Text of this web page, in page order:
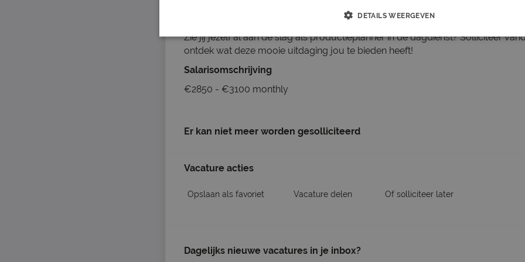
Zie jij jezelf al aan de slag als productieplanner in de dagdienst? Solliciteer
ontdek wat deze mooie uitdaging jou te bieden heeft!
Salarisomschrijving
€2850 - €3100 monthly
Er kan niet meer worden gesolliciteerd
Vacature acties
Opslaan als favoriet Vacature delen Of solliciteer later
Dagelijks nieuwe vacatures in je inbox?
DETAILS WEERGEVEN